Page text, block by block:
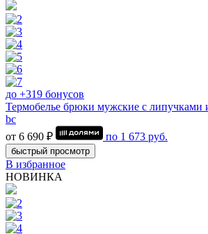
до +319 бонусов
Термобелье брюки мужские с липучками
bc
от 6 690 ₽
по 1 673 руб.
быстрый просмотр
В избранное
НОВИНКА